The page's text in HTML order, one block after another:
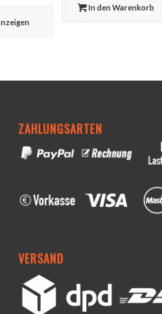
In den Warenkorb
ZAHLUNGSARTEN
VERSAND